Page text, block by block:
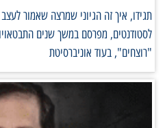
תגידו, איך זה הגיוני שמרצה שאמור
לסטודנטים, מפרסם במשך שנים
"רוצחים", בעוד אוניברסיטת